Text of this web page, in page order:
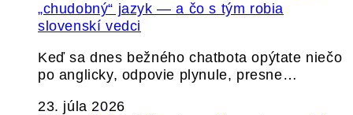
„chudobný“ jazyk — a čo s tým robia
slovenskí vedci
Keď sa dnes bežného chatbota opýtate niečo
po anglicky, odpovie plynule, presne…
23. júla 2026